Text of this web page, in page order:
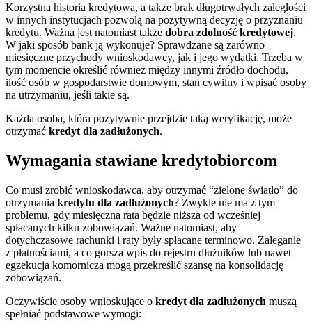
Korzystna historia kredytowa, a także brak długotrwałych zaległości
w innych instytucjach pozwolą na pozytywną decyzję o przyznaniu
kredytu. Ważna jest natomiast także dobra zdolność kredytowej.
W jaki sposób bank ją wykonuje? Sprawdzane są zarówno
miesięczne przychody wnioskodawcy, jak i jego wydatki. Trzeba w
tym momencie określić również między innymi źródło dochodu,
ilość osób w gospodarstwie domowym, stan cywilny i wpisać osoby
na utrzymaniu, jeśli takie są.
Każda osoba, która pozytywnie przejdzie taką weryfikację, może
otrzymać kredyt dla zadłużonych.
Wymagania stawiane kredytobiorcom
Co musi zrobić wnioskodawca, aby otrzymać “zielone światło” do
otrzymania kredytu dla zadłużonych? Zwykle nie ma z tym
problemu, gdy miesięczna rata będzie niższa od wcześniej
spłacanych kilku zobowiązań. Ważne natomiast, aby
dotychczasowe rachunki i raty były spłacane terminowo. Zaleganie
z płatnościami, a co gorsza wpis do rejestru dłużników lub nawet
egzekucja komornicza mogą przekreślić szansę na konsolidację
zobowiązań.
Oczywiście osoby wnioskujące o kredyt dla zadłużonych muszą
spełniać podstawowe wymogi: